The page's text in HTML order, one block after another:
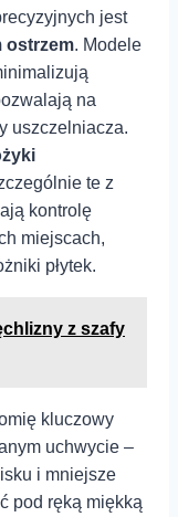
jest
ostrzem. Modele
na‌
uszczelniacza.
te z
⁣kontrolę
miejscach,
płytek.
z szafy
⁢kluczowy⁢
‍uchwycie –
i mniejsze
pod ręką miękką